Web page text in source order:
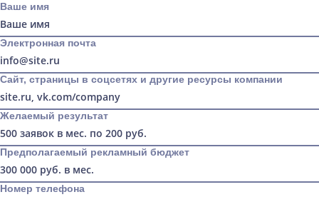
Ваше имя
Электронная почта
Сайт, страницы в соцсетях и другие ресурсы компании
Желаемый результат
Предполагаемый рекламный бюджет
Номер телефона